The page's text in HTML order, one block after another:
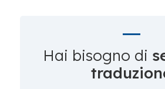
Hai bisogno di